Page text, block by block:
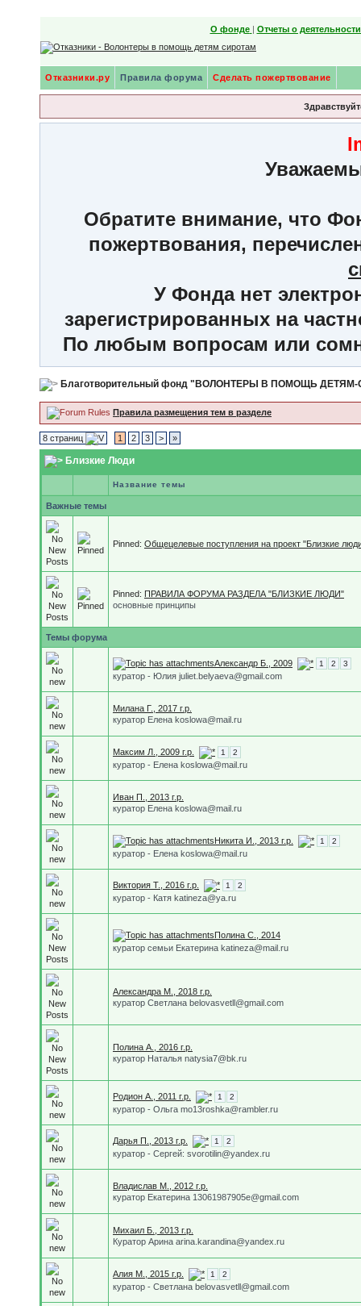
О фонде | Отчеты о
Отказники.ру Правила форума Сделать пожертвование
Обратите внимание, что
пожертвования,
У Фонда нет
зарегистрированных на
По любым вопросам или
Благотворительный фонд "ВОЛОНТЕРЫ В ПОМОЩЬ
Правила размещения тем в разделе
8 страниц 1 2 3 > »
Близкие Люди
Название темы
Важные темы
Pinned: Общецелевые поступления на проект "Близкие
Pinned: ПРАВИЛА ФОРУМА РАЗДЕЛА "БЛИЗКИЕ ЛЮДИ"
основные принципы
Темы форума
Александр Б., 2009 1 2 3
куратор - Юлия juliet.belyaeva@gmail.com
Милана Г., 2017 г.р.
куратор Елена koslowa@mail.ru
Максим Л., 2009 г.р. 1 2
куратор - Елена koslowa@mail.ru
Иван П., 2013 г.р.
куратор Елена koslowa@mail.ru
Никита И., 2013 г.р. 1 2
куратор - Елена koslowa@mail.ru
Виктория Т., 2016 г.р. 1 2
куратор - Катя katineza@ya.ru
Полина С., 2014
куратор семьи Екатерина katineza@mail.ru
Александра М., 2018 г.р.
куратор Светлана belovasvetll@gmail.com
Полина А., 2016 г.р.
куратор Наталья natysia7@bk.ru
Родион А., 2011 г.р. 1 2
куратор - Ольга mo13roshka@rambler.ru
Дарья П., 2013 г.р. 1 2
куратор - Сергей: svorotilin@yandex.ru
Владислав М., 2012 г.р.
куратор Екатерина 13061987905e@gmail.com
Михаил Б., 2013 г.р.
Куратор Арина arina.karandina@yandex.ru
Алия М., 2015 г.р. 1 2
куратор - Светлана belovasvetll@gmail.com